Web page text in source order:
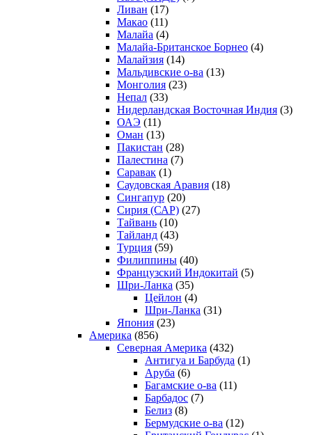
Ливан (17)
Макао (11)
Малайа (4)
Малайа-Британское Борнео (4)
Малайзия (14)
Мальдивские о-ва (13)
Монголия (23)
Непал (33)
Нидерландская Восточная Индия (3)
ОАЭ (11)
Оман (13)
Пакистан (28)
Палестина (7)
Саравак (1)
Саудовская Аравия (18)
Сингапур (20)
Сирия (САР) (27)
Тайвань (10)
Тайланд (43)
Турция (59)
Филиппины (40)
Французский Индокитай (5)
Шри-Ланка (35)
Цейлон (4)
Шри-Ланка (31)
Япония (23)
Америка (856)
Северная Америка (432)
Антигуа и Барбуда (1)
Аруба (6)
Багамские о-ва (11)
Барбадос (7)
Белиз (8)
Бермудские о-ва (12)